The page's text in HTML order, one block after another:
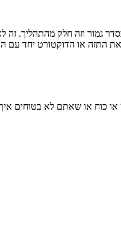
גמור וזה חלק מהתהליך.
התזה או הדוקטורט יחד
כוח או שאתם לא בטוחים